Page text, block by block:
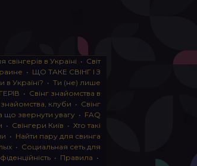
свінгерів в Україні • Світ
• ЩО ТАКЕ СВІНГ І З
в Україні? • Ти (не) лише
• Свінг знайомства в
клуби • Свінг
що звернути увагу • FAQ
• Свінгери Київ • Хто такі
• Найти пару для свинга
• Социальная сеть для
• Правила •